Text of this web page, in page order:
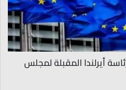
أيرلندا المقبلة لمجلس